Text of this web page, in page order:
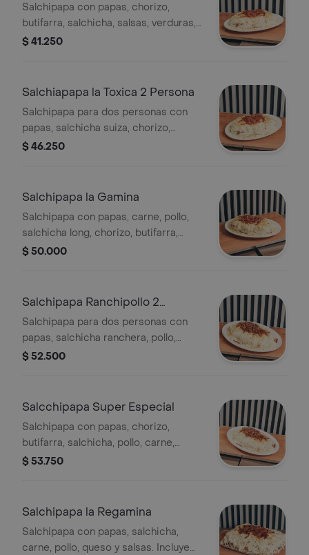
Salchipapa con papas, chorizo,
butifarra, salchicha, salsas, verduras,
queso costeño y papa ripio
$ 41.250
Salchiapapa la Toxica 2 Persona
Salchipapa para dos personas con
papas, salchicha suiza, chorizo,
ranchera, carne y pollo, cubierta con
$ 46.250
Salchipapa la Gamina
Salchipapa con papas, carne, pollo,
salchicha long, chorizo, butifarra,
salsas, verduras, quesillo, queso
$ 50.000
Salchipapa Ranchipollo 2
Persona
Salchipapa para dos personas con
papas, salchicha ranchera, pollo,
queso costeño y papa ripio.
$ 52.500
Salcchipapa Super Especial
Salchipapa con papas, chorizo,
butifarra, salchicha, pollo, carne,
salsas, verduras, queso costeño, papa
$ 53.750
Salchipapa la Regamina
Salchipapa con papas, salchicha,
carne, pollo, queso y salsas. Incluye